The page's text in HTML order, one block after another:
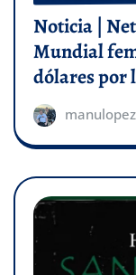
Noticia |
Mundial
dólares por